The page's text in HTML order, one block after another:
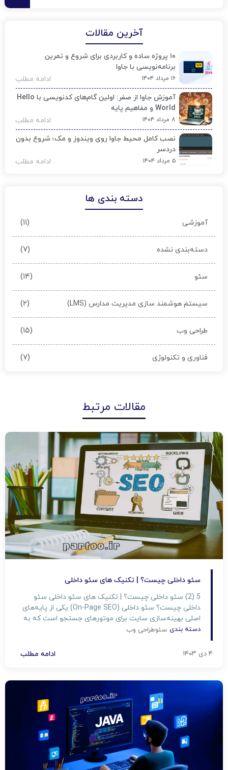
آخرین مقالات
۱۰ پروژه ساده و کاربردی برای شروع و تمرین
برنامه‌نویسی با جاوا
۱۶ مرداد ۱۴۰۴
ادامه مطلب
آموزش جاوا از صفر: اولین گام‌های کدنویسی با Hello
World و مفاهیم پایه
۸ مرداد ۱۴۰۴
ادامه مطلب
نصب کامل محیط جاوا روی ویندوز و مک؛ شروع بدون
دردسر
۵ مرداد ۱۴۰۴ ادامه مطلب
دسته بندی ها
آموزشی (۱۱)
دسته‌بندی نشده (۷)
سئو (۱۴)
سیستم هوشمند سازی مدیریت مدارس (LMS) (۲)
طراحی وب (۱۵)
فناوری و تکنولوژی (۷)
مقالات مرتبط
سئو داخلی چیست؟ | تکنیک های سئو داخلی
5 (2) سئو داخلی چیست؟ | تکنیک های سئو داخلی سئو
داخلی چیست؟ سئو داخلی (On-Page SEO) یکی از پایه‌های
اصلی بهینه‌سازی سایت برای موتورهای جستجو است که به
بهبود رتبه سایت در نتایج جستجو کمک می‌کند. اما چرا باید
تهیه شده، قدم به قدم […]
دسته بندی سئوطراحی وب
۴ دی ۱۴۰۳ ادامه مطلب